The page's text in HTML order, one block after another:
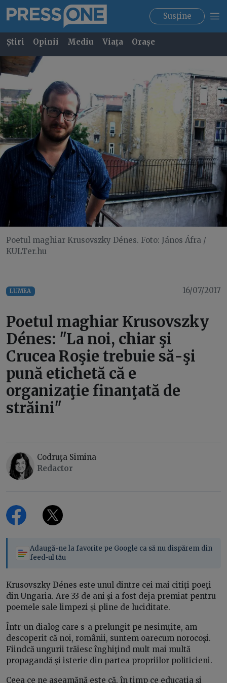
Susține
Știri Opinii Mediu Viața Orașe
Poetul maghiar Krusovszky Dénes. Foto: János Áfra /
KULTer.hu
LUMEA 16/07/2017
Poetul maghiar Krusovszky
Dénes: "La noi, chiar şi
Crucea Roşie trebuie să-şi
pună etichetă că e
organizaţie finanţată de
străini"
Codruţa Simina
Redactor
Adaugă-ne la favorite pe Google ca să nu dispărem din
feed-ul tău
Krusovszky Dénes este unul dintre cei mai citiți poeţi
din Ungaria. Are 33 de ani și a fost deja premiat pentru
poemele sale limpezi și pline de luciditate.
Într-un dialog care s-a prelungit pe nesimțite, am
descoperit că noi, românii, suntem oarecum norocoși.
Fiindcă ungurii trăiesc înghiţind mult mai multă
propagandă și isterie din partea propriilor politicieni.
Ceea ce ne aseamănă este că, în timp ce educația și